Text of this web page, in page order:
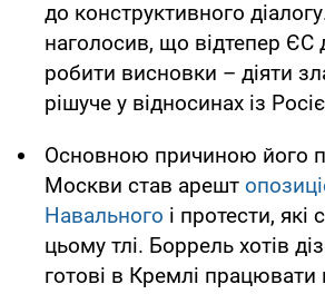
до конструктивного
наголосив, що відтепер ЄС
робити висновки – діяти
рішуче у відносинах із
Основною причиною його
Москви став арешт
Навального і протести, які
цьому тлі. Боррель хотів
готові в Кремлі працювати